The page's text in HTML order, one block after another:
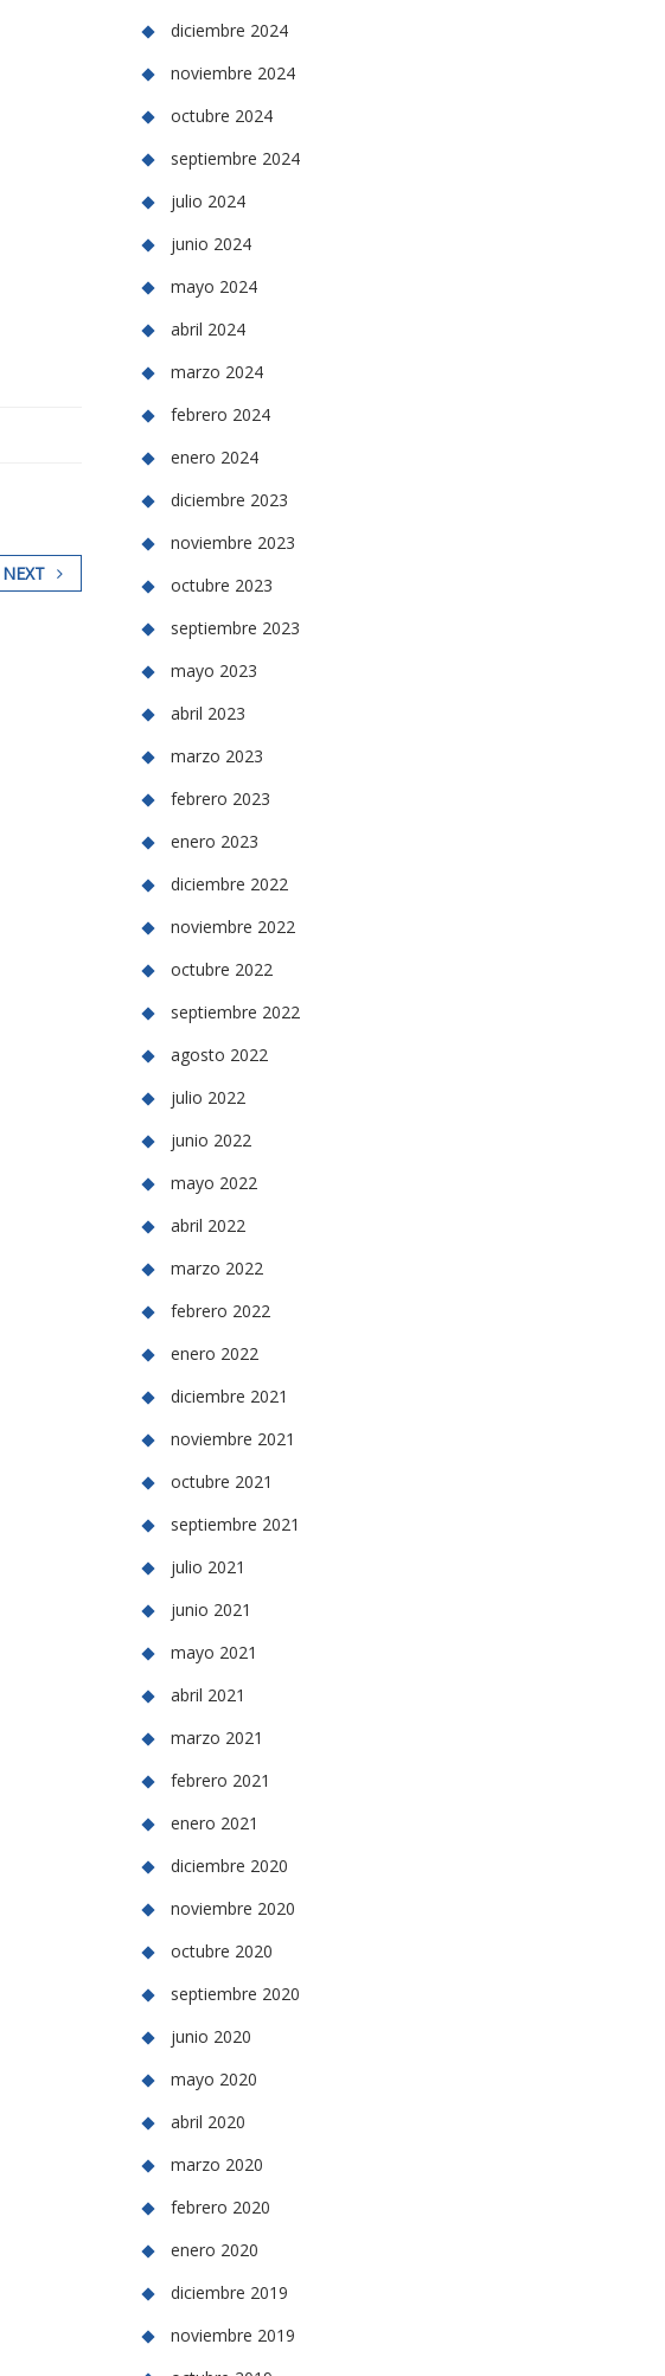
NEXT
diciembre 2024
noviembre 2024
octubre 2024
septiembre 2024
julio 2024
junio 2024
mayo 2024
abril 2024
marzo 2024
febrero 2024
enero 2024
diciembre 2023
noviembre 2023
octubre 2023
septiembre 2023
mayo 2023
abril 2023
marzo 2023
febrero 2023
enero 2023
diciembre 2022
noviembre 2022
octubre 2022
septiembre 2022
agosto 2022
julio 2022
junio 2022
mayo 2022
abril 2022
marzo 2022
febrero 2022
enero 2022
diciembre 2021
noviembre 2021
octubre 2021
septiembre 2021
julio 2021
junio 2021
mayo 2021
abril 2021
marzo 2021
febrero 2021
enero 2021
diciembre 2020
noviembre 2020
octubre 2020
septiembre 2020
junio 2020
mayo 2020
abril 2020
marzo 2020
febrero 2020
enero 2020
diciembre 2019
noviembre 2019